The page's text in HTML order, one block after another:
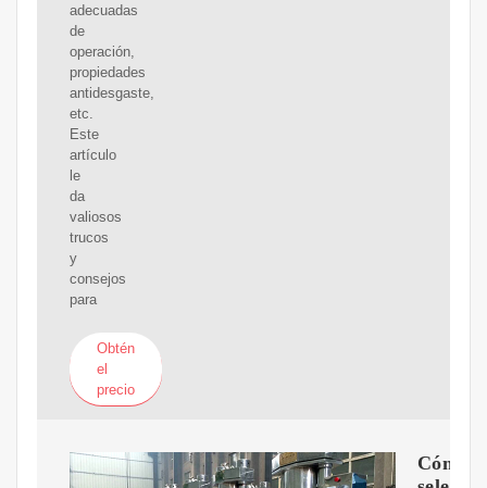
adecuadas
de
operación,
propiedades
antidesgaste,
etc.
Este
artículo
le
da
valiosos
trucos
y
consejos
para
Obtén
el
precio
Cómo